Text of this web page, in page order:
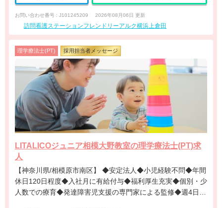
お問い合わせ番号 : J101245209 2026年08月06日 更新
訪問看護ステーションフレンドリーアルク横浜上倉田
理学療法士(PT) 採用担当者メッセージ
LITALICOジュニア相模大野教室の理学療法士(PT)求
人
【神奈川県/相模原市南区】 ◆安定法人◆小児経験不問◆年間
休日120日程度◆入社月に有給付与◆福利厚生充実◆個別・少
人数での療育◆発達障害児支援の専門家による監修◆週4日勤